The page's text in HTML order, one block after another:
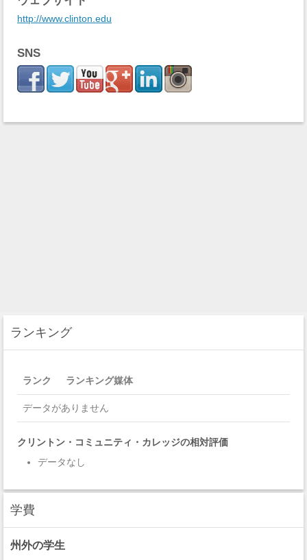
http://www.clinton.edu
SNS
ランキング
ランク ランキング媒体
データがありません
クリントン・コミュニティ・カレッジの相対評価
データなし
学費
州外の学生